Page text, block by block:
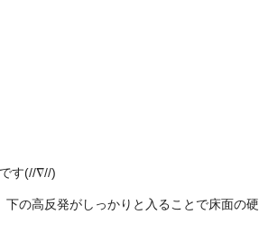
す(//∇//)
の高反発がしっかりと入ることで床面の硬